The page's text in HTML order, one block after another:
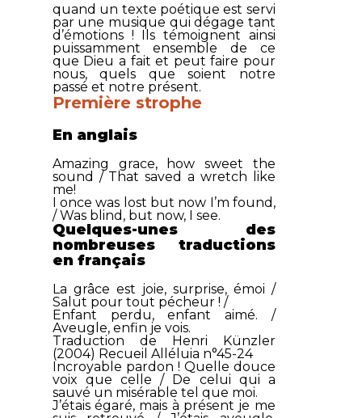
quand un texte poétique est servi
par une musique qui dégage tant
d’émotions ! Ils témoignent ainsi
puissamment ensemble de ce
que Dieu a fait et peut faire pour
nous, quels que soient notre
passé et notre présent.
Première strophe
En anglais
Amazing grace, how sweet the
sound / That saved a wretch like
me!
I once was lost but now I’m found,
/ Was blind, but now, I see.
Quelques-unes des
nombreuses traductions
en français
La grâce est joie, surprise, émoi /
Salut pour tout pécheur ! /
Enfant perdu, enfant aimé. /
Aveugle, enfin je vois.
Traduction de Henri Künzler
(2004) Recueil Alléluia n°45-24
Incroyable pardon ! Quelle douce
voix que celle / De celui qui a
sauvé un misérable tel que moi.
J’étais égaré, mais à présent je me